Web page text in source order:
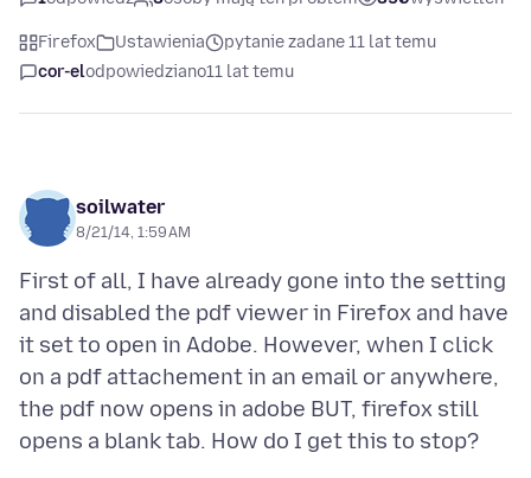
Firefox Ustawienia
pytanie zadane 11 lat temu
cor-elodpowiedziano11 lat temu
soilwater
8/21/14, 1:59 AM
First of all, I have already gone into the setting
and disabled the pdf viewer in Firefox and have
it set to open in Adobe. However, when I click
on a pdf attachement in an email or anywhere,
the pdf now opens in adobe BUT, firefox still